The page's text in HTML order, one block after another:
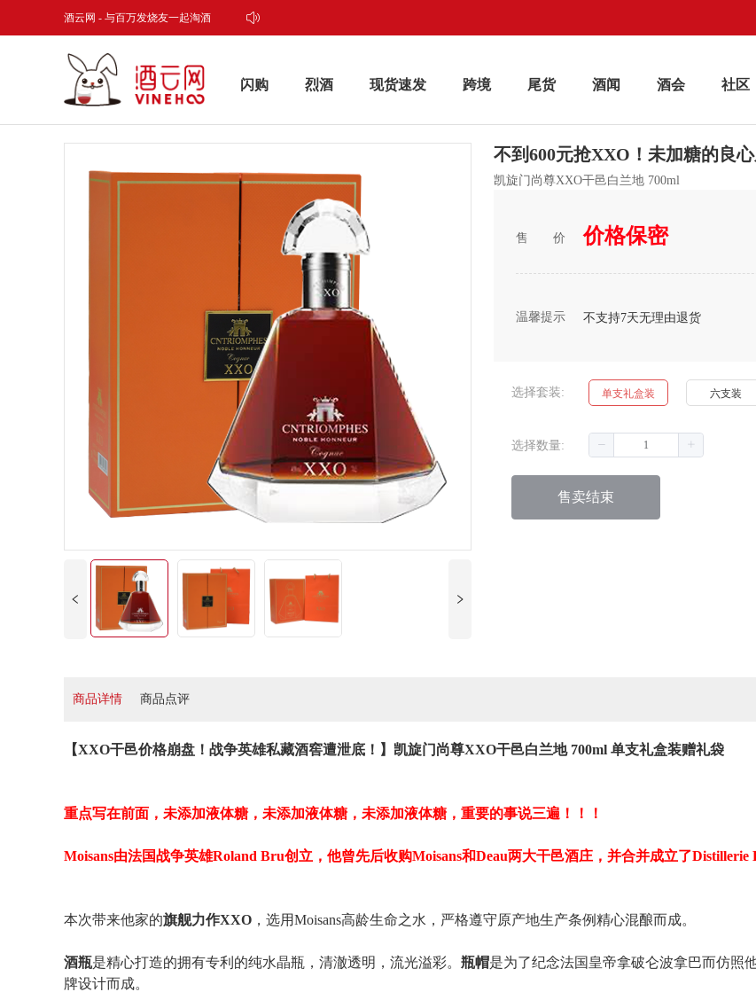
酒云网 - 与百万发烧友一起淘酒
闪购 烈酒 现货速发 跨境 尾货 酒闻 酒会 社区
不到600元抢XXO！未加糖的良
凯旋门尚尊XXO干邑白兰地 700ml
售价 价格保密
温馨提示 不支持7天无理由退货
选择套装: 单支礼盒装 六支装
选择数量:
售卖结束
商品详情 商品点评
【XXO干邑价格崩盘！战争英雄私藏酒窖遭泄底！】凯旋门尚尊XXO干邑白兰地 700ml 单支礼盒装赠礼袋
重点写在前面，未添加液体糖，未添加液体糖，未添加液体糖，重要的事说三遍！！！
Moisans由法国战争英雄Roland Bru创立，他曾先后收购Moisans和Deau两大干邑酒庄，并合并成立了Distillerie
本次带来他家的旗舰力作XXO ，选用Moisans高龄生命之水，严格遵守原产地生产条例精心混酿而成。
酒瓶是精心打造的拥有专利的纯水晶瓶，清澈透明，流光溢彩。 瓶帽是为了纪念法国皇帝拿破仑波拿巴而仿照
牌设计而成。